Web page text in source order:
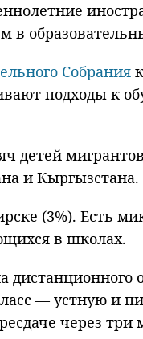
в
Собрания
подходы к
детей
и Кыргызстана.
(3%). Есть
в школах.
— устную и
через три